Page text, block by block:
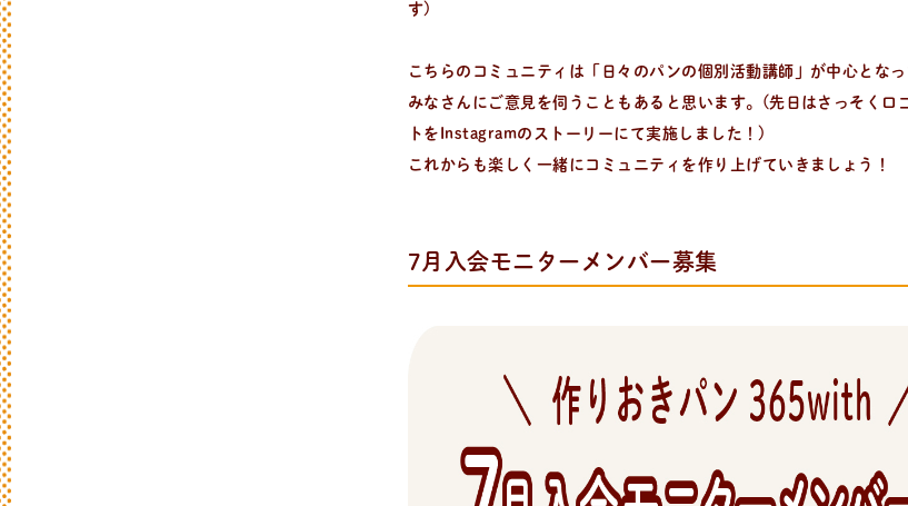
す)
こちらのコミュニティは「日々のパンの個別活動講師」が中心となっ
みなさんにご意見を伺うこともあると思います。(先日はさっそくロ
トをInstagramのストーリーにて実施しました！)
これからも楽しく一緒にコミュニティを作り上げていきましょう！
7月入会モニターメンバー募集